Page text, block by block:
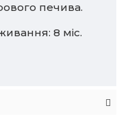
печива.
8 міс.